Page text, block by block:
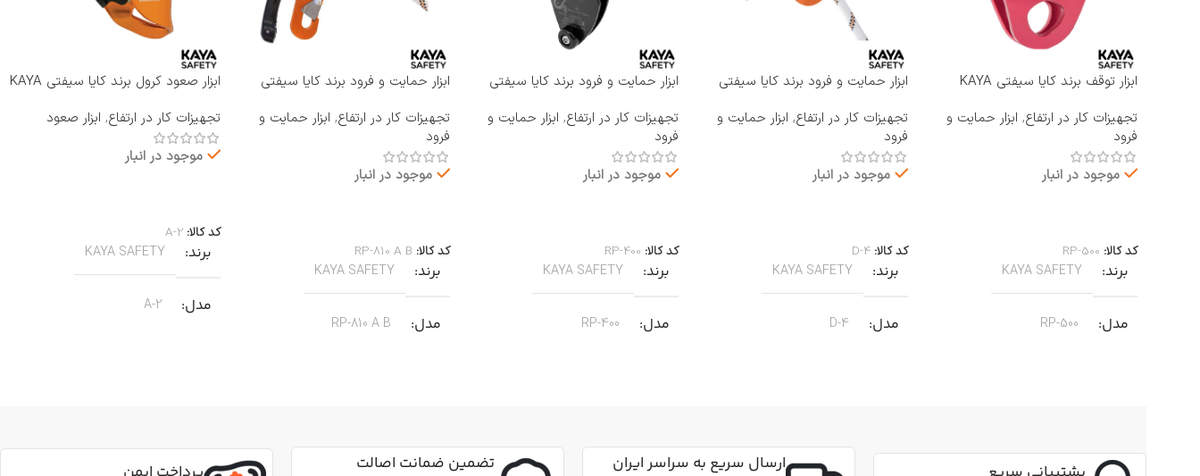
ابزار توقف برند کایا سیفتی KAYA
تجهیزات کار در ارتفاع, ابزار حمایت و
فرود
موجود در انبار
کد کالا: RP-500
برند KAYA SAFETY
مدل RP-500
ابزار حمایت و فرود برند کایا سیفتی
تجهیزات کار در ارتفاع, ابزار حمایت و
فرود
موجود در انبار
کد کالا: D-4
برند KAYA SAFETY
مدل D-4
مناسب برای کارهای عمودی، افقی و
ابزار حمایت و فرود برند کایا سیفتی
تجهیزات کار در ارتفاع, ابزار حمایت و
فرود
موجود در انبار
کد کالا: RP-400
برند KAYA SAFETY
مدل RP-400
ابزار حمایت و فرود برند کایا سیفتی
تجهیزات کار در ارتفاع, ابزار حمایت و
فرود
موجود در انبار
کد کالا: RP-810 A B
برند KAYA SAFETY
مدل RP-810 A B
مناسب برای کارهای عمودی، افقی و
ابزار صعود کرول برند کایا سیفتی KAYA
تجهیزات کار در ارتفاع, ابزار صعود
موجود در انبار
کد کالا:A-2
برند KAYA SAFETY
مدل A-2
قطر طناب ارسال سریع به سراسر ایران تضمین ضمانت اصالت